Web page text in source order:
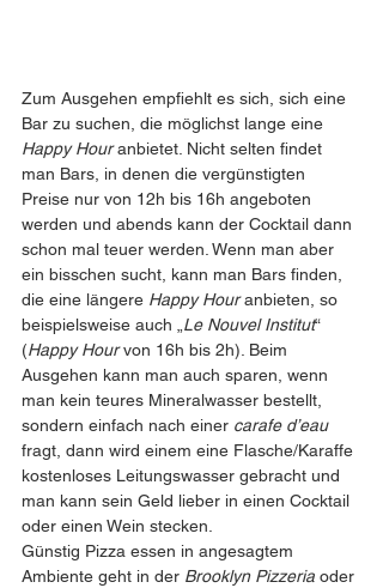
Zum Ausgehen empfiehlt es sich, sich eine
Bar zu suchen, die möglichst lange eine
Happy Hour anbietet. Nicht selten findet
man Bars, in denen die vergünstigten
Preise nur von 12h bis 16h angeboten
werden und abends kann der Cocktail dann
schon mal teuer werden. Wenn man aber
ein bisschen sucht, kann man Bars finden,
die eine längere Happy Hour anbieten, so
beispielsweise auch „Le Nouvel Institut“
(Happy Hour von 16h bis 2h). Beim
Ausgehen kann man auch sparen, wenn
man kein teures Mineralwasser bestellt,
sondern einfach nach einer carafe d’eau
fragt, dann wird einem eine Flasche/Karaffe
kostenloses Leitungswasser gebracht und
man kann sein Geld lieber in einen Cocktail
oder einen Wein stecken.
Günstig Pizza essen in angesagtem
Ambiente geht in der Brooklyn Pizzeria oder